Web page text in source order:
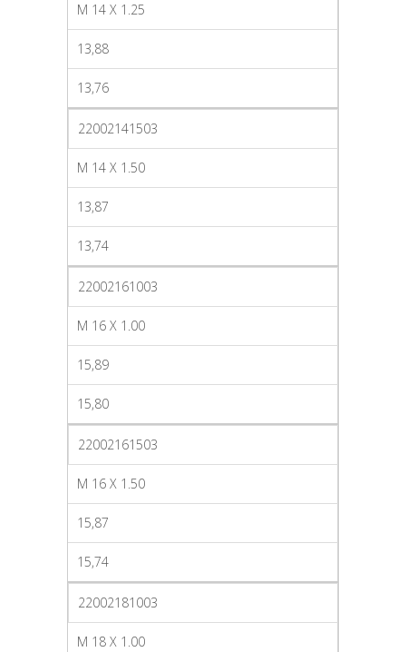
M 14 X 1.25
13,88
13,76
22002141503
M 14 X 1.50
13,87
13,74
22002161003
M 16 X 1.00
15,89
15,80
22002161503
M 16 X 1.50
15,87
15,74
22002181003
M 18 X 1.00